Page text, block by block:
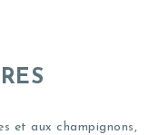
et aux champignons,